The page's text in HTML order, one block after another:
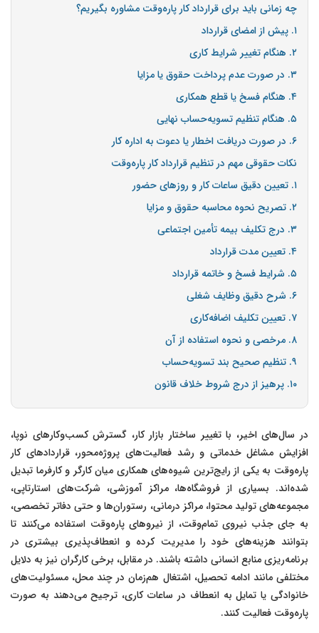
چه زمانی باید برای قرارداد کار پاره‌وقت مشاوره بگیریم؟
۱. پیش از امضای قرارداد
۲. هنگام تغییر شرایط کاری
۳. در صورت عدم پرداخت حقوق یا مزایا
۴. هنگام فسخ یا قطع همکاری
۵. هنگام تنظیم تسویه‌حساب نهایی
۶. در صورت دریافت اخطار یا دعوت به اداره کار
نکات حقوقی مهم در تنظیم قرارداد کار پاره‌وقت
۱. تعیین دقیق ساعات کار و روزهای حضور
۲. تصریح نحوه محاسبه حقوق و مزایا
۳. درج تکلیف بیمه تأمین اجتماعی
۴. تعیین مدت قرارداد
۵. شرایط فسخ و خاتمه قرارداد
۶. شرح دقیق وظایف شغلی
۷. تعیین تکلیف اضافه‌کاری
۸. مرخصی و نحوه استفاده از آن
۹. تنظیم صحیح بند تسویه‌حساب
۱۰. پرهیز از درج شروط خلاف قانون
در سال‌های اخیر، با تغییر ساختار بازار کار، گسترش کسب‌وکارهای نوپا،
افزایش مشاغل خدماتی و رشد فعالیت‌های پروژه‌محور، قراردادهای کار
پاره‌وقت به یکی از رایج‌ترین شیوه‌های همکاری میان کارگر و کارفرما تبدیل
شده‌اند. بسیاری از فروشگاه‌ها، مراکز آموزشی، شرکت‌های استارتاپی،
مجموعه‌های تولید محتوا، مراکز درمانی، رستوران‌ها و حتی دفاتر تخصصی،
به جای جذب نیروی تمام‌وقت، از نیروهای پاره‌وقت استفاده می‌کنند تا
بتوانند هزینه‌های خود را مدیریت کرده و انعطاف‌پذیری بیشتری در
برنامه‌ریزی منابع انسانی داشته باشند. در مقابل، برخی کارگران نیز به دلایل
مختلفی مانند ادامه تحصیل، اشتغال هم‌زمان در چند محل، مسئولیت‌های
خانوادگی یا تمایل به انعطاف در ساعات کاری، ترجیح می‌دهند به صورت
پاره‌وقت فعالیت کنند.